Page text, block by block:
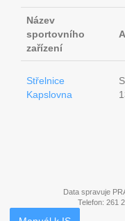
Název
sportovního
zařízení
Střelnice
Kapslovna
Data spravuje
Telefon: 261